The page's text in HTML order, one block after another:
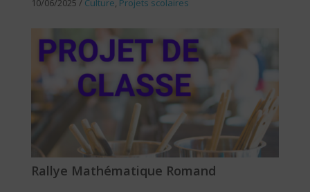
10/06/2025 / Culture, Projets scolaires
Rallye Mathématique Romand